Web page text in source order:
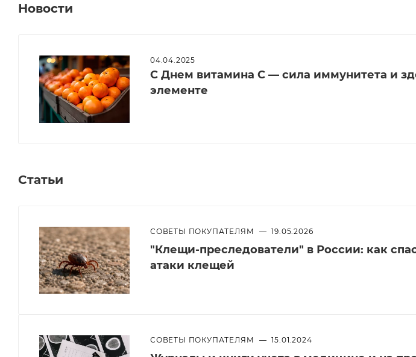
Новости
04.04.2025
С Днем витамина С — сила иммунитета и
элементе
Статьи
СОВЕТЫ ПОКУПАТЕЛЯМ — 19.05.2026
"Клещи-преследователи" в России: как
атаки клещей
СОВЕТЫ ПОКУПАТЕЛЯМ — 15.01.2024